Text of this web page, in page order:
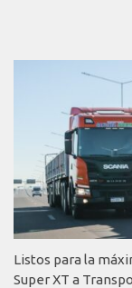
Listos para la
Super XT a